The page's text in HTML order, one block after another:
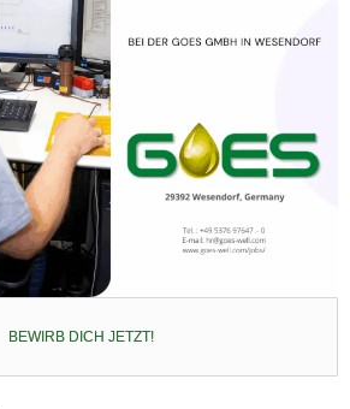
BEWIRB DICH JETZT!